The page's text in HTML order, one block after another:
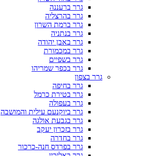
גרר ברעננה
גרר בהרצליה
גרר ברמת השרון
גרר בנתניה
גרר באבן יהודה
גרר במכמורת
גרר בשפיים
גרר בכפר שמריהו
גרר בצפון
גרר בחיפה
גרר בטירת כרמל
גרר בעפולה
גרר ביוקנעם עילית והמושבה
גרר בגבעת אולגה
גרר בזכרון יעקב
גרר בחדרה
גרר בפרדס חנה-כרכור